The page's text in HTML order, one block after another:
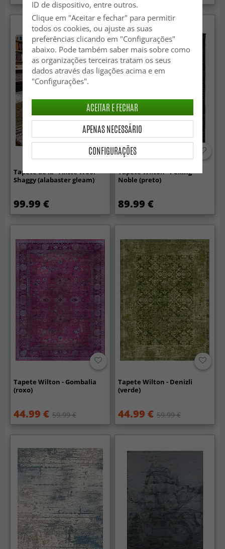
Tapete de lã - Aliste Wool
Shaggy (alabaster gleam)
99.99 €
Tapete Wilton - Peking
Noble (preto)
89.99 €
Tapete Wilton - Gombalia
(roxo)
44.99 € 59.99 €
Tapete Wilton - Denizli
(verde)
44.99 € 59.99 €
ID de dispositivo, entre outros.
Clique em "Aceitar e fechar" para permitir
todos os cookies, ou ajuste as suas
preferências clicando em "Configurações"
abaixo. Pode também saber mais sobre como
as organizações terceiras tratam os seus
dados através das ligações acima e em
"Configurações".
CONFIGURAÇÕES
APENAS NECESSÁRIO
ACEITAR E FECHAR